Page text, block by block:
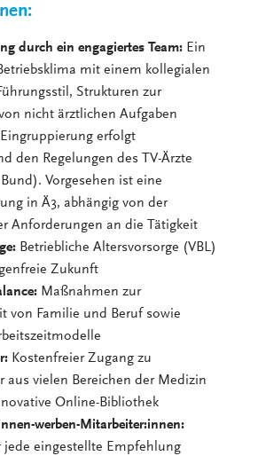
durch ein engagiertes Team: Ein
mit einem kollegialen
Strukturen zur
nicht ärztlichen Aufgaben
erfolgt
den Regelungen des TV-Ärzte
Vorgesehen ist eine
in Ä3, abhängig von der
Anforderungen an die Tätigkeit
Betriebliche Altersvorsorge (VBL)
Zukunft
Maßnahmen zur
von Familie und Beruf sowie
Kostenfreier Zugang zu
aus vielen Bereichen der Medizin
Online-Bibliothek
werben-Mitarbeiter:innen:
jede eingestellte Empfehlung